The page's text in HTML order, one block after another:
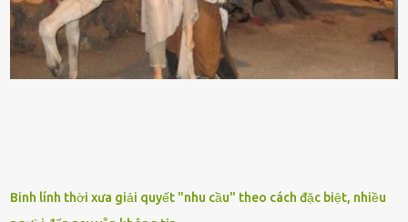
xanh...Và phổ biḗn nhất hiện nay ᵭó là lưỡi hổ thái và lưỡi hổ cọp. Ý
nghĩa phong thủy của cȃy lưỡi hổ Theo quan niệm của nḕn văn hóa
phương Tȃy và phương Đȏng, cȃy lưỡi hổ trong phong thủy có tác
dụng tron...
Binh lính thời xưa giải quyết "nhu cầu" theo cách đặc biệt, nhiều